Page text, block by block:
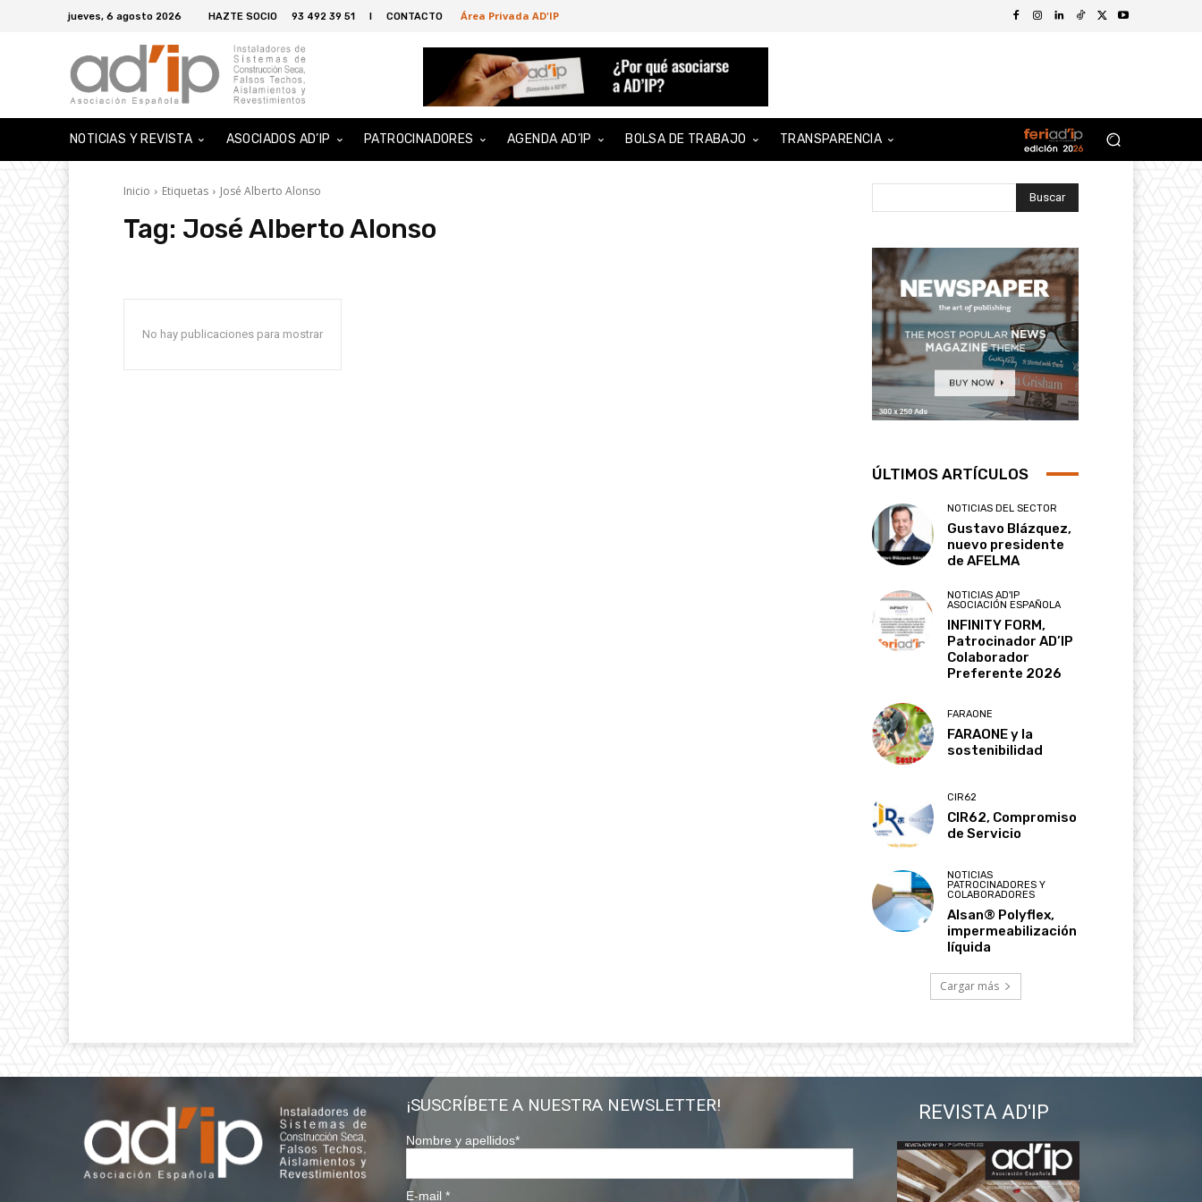
jueves, 6 agosto 2026 HAZTE SOCIO 93 492 39 51 I CONTACTO Área Privada AD'IP
NOTICIAS Y REVISTA ASOCIADOS AD’IP PATROCINADORES AGENDA AD’IP BOLSA DE TRABAJO TRANSPARENCIA
Inicio Etiquetas José Alberto Alonso
Tag: José Alberto Alonso
No hay publicaciones para mostrar
Buscar
ÚLTIMOS ARTÍCULOS
NOTICIAS DEL SECTOR
Gustavo Blázquez,
nuevo presidente
de AFELMA
NOTICIAS AD'IP
ASOCIACIÓN ESPAÑOLA
INFINITY FORM,
Patrocinador AD’IP
Colaborador
Preferente 2026
FARAONE
FARAONE y la
sostenibilidad
CIR62
CIR62, Compromiso
de Servicio
NOTICIAS
PATROCINADORES Y
COLABORADORES
Alsan® Polyflex,
impermeabilización
líquida
Cargar más
¡SUSCRÍBETE A NUESTRA NEWSLETTER!
Nombre y apellidos*
E-mail*
REVISTA AD'IP